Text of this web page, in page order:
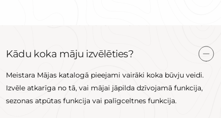
Kādu koka māju izvēlēties?
Meistara Mājas katalogā pieejami vairāki koka būvju veidi.
Izvēle atkarīga no tā, vai mājai jāpilda dzīvojamā funkcija,
sezonas atpūtas funkcija vai palīgceltnes funkcija.